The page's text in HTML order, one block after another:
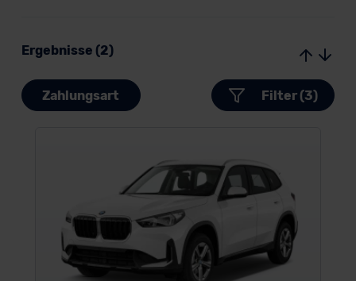
Ergebnisse (2)
Zahlungsart Filter (3)